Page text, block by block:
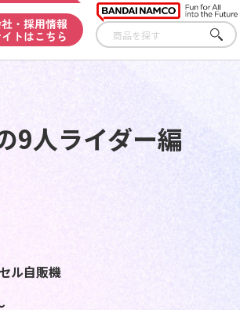
・採用情報
トはこちら
さが
す
9人ライダー編
ル自販機